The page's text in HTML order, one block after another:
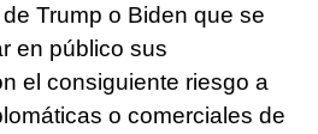
Trump o Biden que se
en público sus
el consiguiente riesgo a
o comerciales de